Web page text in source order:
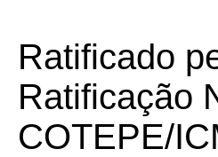
Ratificado
Ratificação
COTEPE/